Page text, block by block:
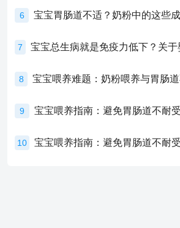
6
7
8
9 宝宝喂养指南：避免胃肠道不耐
10 宝宝喂养指南：避免胃肠道不耐